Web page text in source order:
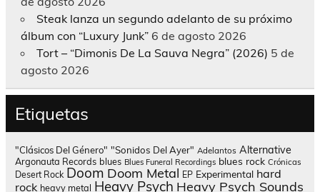
Steak lanza un segundo adelanto de su próximo
álbum con “Luxury Junk” 6 de agosto 2026
Tort – “Dimonis De La Sauva Negra” (2026) 5 de
agosto 2026
Etiquetas
"Clásicos Del Género" "Sonidos Del Ayer" Adelantos Alternative
Argonauta Records blues Blues Funeral Recordings blues rock Crónicas
Desert Rock Doom Doom Metal EP Experimental hard
rock heavy metal Heavy Psych Heavy Psych Sounds